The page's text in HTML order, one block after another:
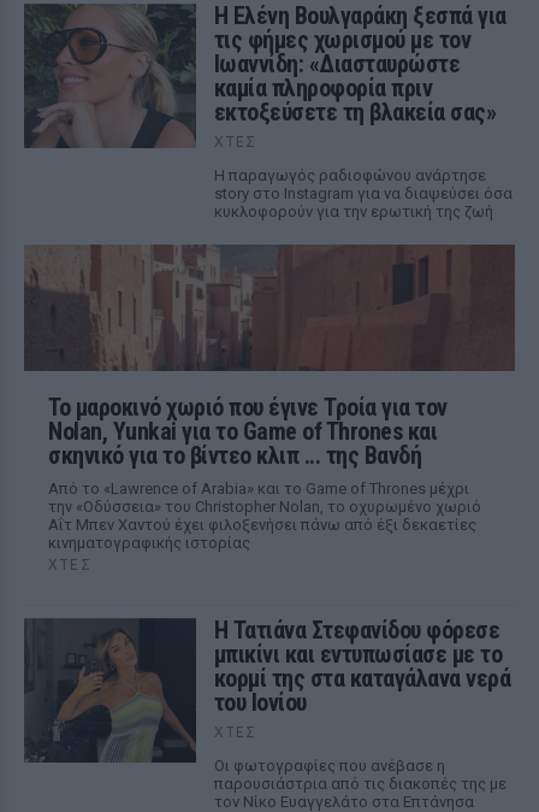
Η Ελένη Βουλγαράκη ξεσπά για
τις φήμες χωρισμού με τον
Ιωαννίδη: «Διασταυρώστε
καμία πληροφορία πριν
εκτοξεύσετε τη βλακεία σας»
ΧΤΕΣ
Η παραγωγός ραδιοφώνου ανάρτησε
story στο Instagram για να διαψεύσει όσα
κυκλοφορούν για την ερωτική της ζωή
Το μαροκινό χωριό που έγινε Τροία για τον
Nolan, Yunkai για το Game of Thrones και
σκηνικό για το βίντεο κλιπ ... της Βανδή
Από το «Lawrence of Arabia» και το Game of Thrones μέχρι
την «Οδύσσεια» του Christopher Nolan, το οχυρωμένο χωριό
Αΐτ Μπεν Χαντού έχει φιλοξενήσει πάνω από έξι δεκαετίες
κινηματογραφικής ιστορίας
ΧΤΕΣ
Η Τατιάνα Στεφανίδου φόρεσε
μπικίνι και εντυπωσίασε με το
κορμί της στα καταγάλανα νερά
του Ιονίου
ΧΤΕΣ
Οι φωτογραφίες που ανέβασε η
παρουσιάστρια από τις διακοπές της με
τον Νίκο Ευαγγελάτο στα Επτάνησα